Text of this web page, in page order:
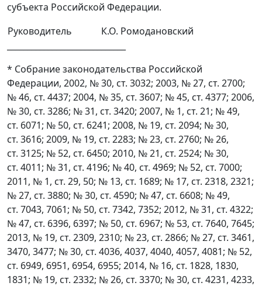
субъекта Российской Федерации.
Руководитель
К.О. Ромодановский
* Собрание законодательства Российской
Федерации, 2002, № 30, ст. 3032; 2003, № 27, ст. 2700;
№ 46, ст. 4437; 2004, № 35, ст. 3607; № 45, ст. 4377; 2006,
№ 30, ст. 3286; № 31, ст. 3420; 2007, № 1, ст. 21; № 49,
ст. 6071; № 50, ст. 6241; 2008, № 19, ст. 2094; № 30,
ст. 3616; 2009, № 19, ст. 2283; № 23, ст. 2760; № 26,
ст. 3125; № 52, ст. 6450; 2010, № 21, ст. 2524; № 30,
ст. 4011; № 31, ст. 4196; № 40, ст. 4969; № 52, ст. 7000;
2011, № 1, ст. 29, 50; № 13, ст. 1689; № 17, ст. 2318, 2321;
№ 27, ст. 3880; № 30, ст. 4590; № 47, ст. 6608; № 49,
ст. 7043, 7061; № 50, ст. 7342, 7352; 2012, № 31, ст. 4322;
№ 47, ст. 6396, 6397; № 50, ст. 6967; № 53, ст. 7640, 7645;
2013, № 19, ст. 2309, 2310; № 23, ст. 2866; № 27, ст. 3461,
3470, 3477; № 30, ст. 4036, 4037, 4040, 4057, 4081; № 52,
ст. 6949, 6951, 6954, 6955; 2014, № 16, ст. 1828, 1830,
1831; № 19, ст. 2332; № 26, ст. 3370; № 30, ст. 4231, 4233,